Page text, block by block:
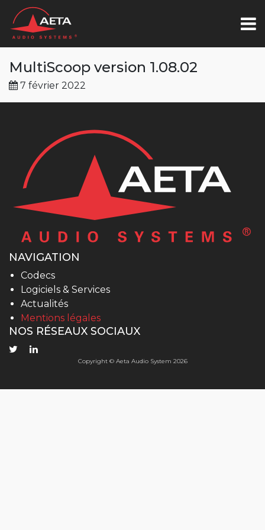
MultiScoop version 1.08.02
7 février 2022
NAVIGATION
Codecs
Logiciels & Services
Actualités
Mentions légales
NOS RÉSEAUX SOCIAUX
Copyright © Aeta Audio System 2026